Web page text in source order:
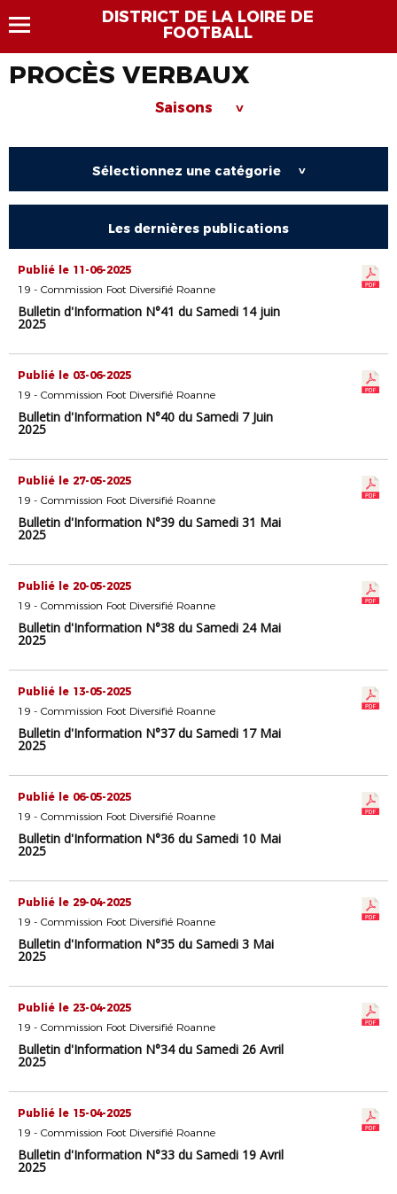
DISTRICT DE LA LOIRE DE
FOOTBALL
PROCÈS VERBAUX
Saisons >
Sélectionnez une catégorie >
Les dernières publications
Publié le 11-06-2025
19 - Commission Foot Diversifié Roanne
Bulletin d'Information N°41 du Samedi 14 juin
2025
Publié le 03-06-2025
19 - Commission Foot Diversifié Roanne
Bulletin d'Information N°40 du Samedi 7 Juin
2025
Publié le 27-05-2025
19 - Commission Foot Diversifié Roanne
Bulletin d'Information N°39 du Samedi 31 Mai
2025
Publié le 20-05-2025
19 - Commission Foot Diversifié Roanne
Bulletin d'Information N°38 du Samedi 24 Mai
2025
Publié le 13-05-2025
19 - Commission Foot Diversifié Roanne
Bulletin d'Information N°37 du Samedi 17 Mai
2025
Publié le 06-05-2025
19 - Commission Foot Diversifié Roanne
Bulletin d'Information N°36 du Samedi 10 Mai
2025
Publié le 29-04-2025
19 - Commission Foot Diversifié Roanne
Bulletin d'Information N°35 du Samedi 3 Mai
2025
Publié le 23-04-2025
19 - Commission Foot Diversifié Roanne
Bulletin d'Information N°34 du Samedi 26 Avril
2025
Publié le 15-04-2025
19 - Commission Foot Diversifié Roanne
Bulletin d'Information N°33 du Samedi 19 Avril
2025